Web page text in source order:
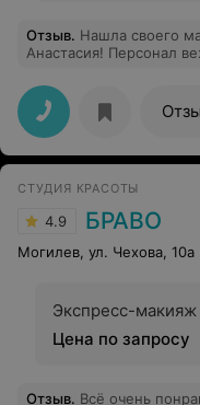
Отзыв. Нашла своего
Анастасия! Персонал вежливый и дружелюбный, цены
чисто, ушла с хорошим
ручками.
СТУДИЯ КРАСОТЫ
4.9 БРАВО
Могилев, ул. Чехова, 10а
Экспресс-макияж
Цена по запросу
Отзыв. Всё очень